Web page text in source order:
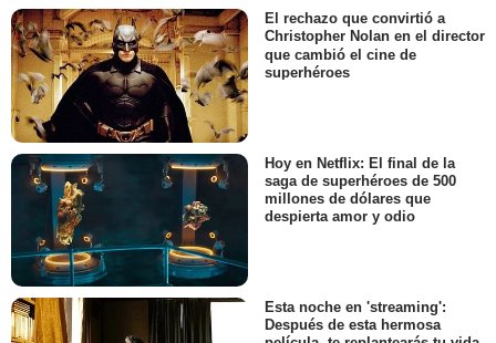
El rechazo que convirtió a
Christopher Nolan en el director
que cambió el cine de
superhéroes
Hoy en Netflix: El final de la
saga de superhéroes de 500
millones de dólares que
despierta amor y odio
Esta noche en 'streaming':
Después de esta hermosa